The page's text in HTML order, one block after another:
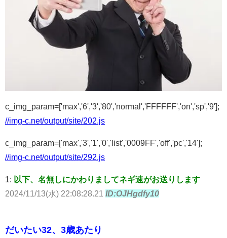
c_img_param=['max','6','3','80','normal','FFFFFF','on','sp','9'];
//img-c.net/output/site/202.js
c_img_param=['max','3','1','0','list','0009FF','off','pc','14'];
//img-c.net/output/site/292.js
1: 以下、名無しにかわりましてネギ速がお送りします
2024/11/13(水) 22:08:28.21 ID:OJHgdfy10
だいたい32、3歳あたり